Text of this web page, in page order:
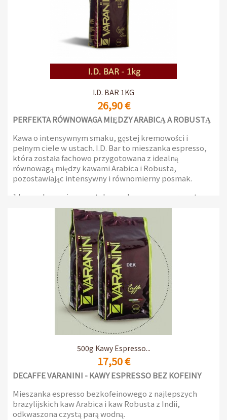
I.D. BAR 1KG
26,90 €
PERFEKTA RÓWNOWAGA MIĘDZY ARABICĄ A ROBUSTĄ
Kawa o intensywnym smaku, gęstej kremowości i
pełnym ciele w ustach. I.D. Bar to mieszanka espresso,
która została fachowo przygotowana z idealną
równowagą między kawami Arabica i Robusta,
pozostawiając intensywny i równomierny posmak.
1 kg opakowanie z wentylem ochronnym na aromat
500g Kawy Espresso...
17,50 €
DECAFFE VARANINI - KAWY ESPRESSO BEZ KOFEINY
Mieszanka espresso bezkofeinowego z najlepszych
brazylijskich kaw Arabica i kaw Robusta z Indii,
odkwaszona czystą parą wodną.